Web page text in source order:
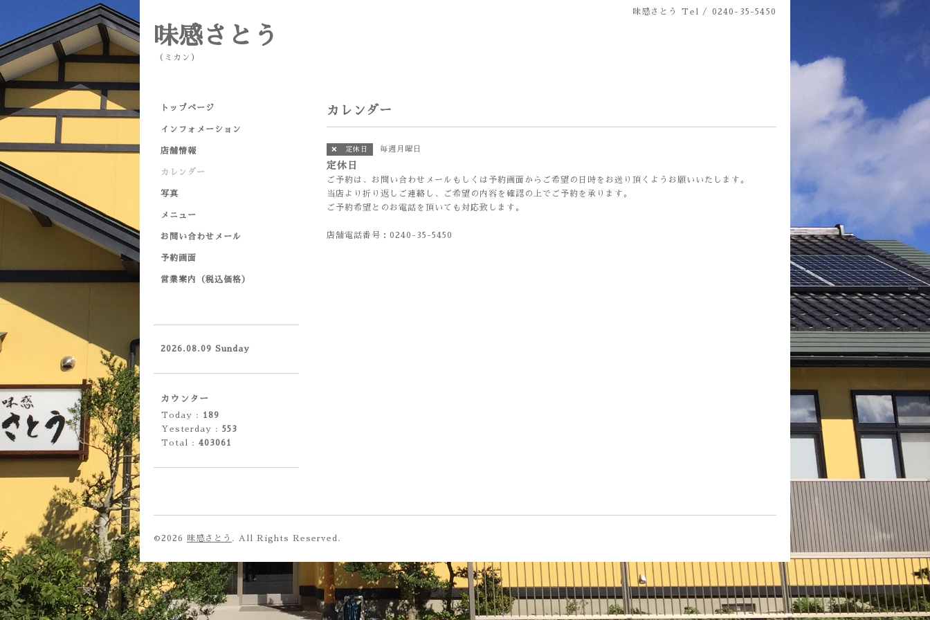
味感さとう Tel / 0240-35-5450
味感さとう
（ミカン）
カレンダー
❌ 定休日 毎週月曜日
定休日
ご予約は、お問い合わせメールもしくは予約画面からご希望の日時をお送り頂くようお願いいたします。
当店より折り返しご連絡し、ご希望の内容を確認の上でご予約を承ります。
ご予約希望とのお電話を頂いても対応致します。
店舗電話番号：0240-35-5450
トップページ
インフォメーション
店舗情報
カレンダー
写真
メニュー
お問い合わせメール
予約画面
営業案内（税込価格）
2026.08.09 Sunday
カウンター
Today : 189
Yesterday : 553
Total : 403061
©2026 味感さとう . All Rights Reserved.